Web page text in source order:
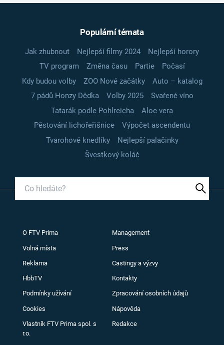
Populární témata
Jak zhubnout Nejlepší filmy 2024
Nejlepší horory
TV program
Změna času Partie
Počasí
Kdy budou volby
ZOO Nové začátky
Auto – katalog
7 pádů Honzy Dědka
Volby 2025
Svařené víno
Tatarák podle Pohlreicha
Aloe vera
Pěstování lichořeřišnice
Výpočet ascendentu
Tvarohové knedlíky
Nejlepší palačinky
Švestkový koláč
O FTV Prima Management
Volná místa Press
Reklama Castingy a výzvy
HbbTV Kontakty
Podmínky užívání Zpracování osobních údajů
Cookies Nápověda
Vlastník FTV Prima spol. s
r.o.
Redakce